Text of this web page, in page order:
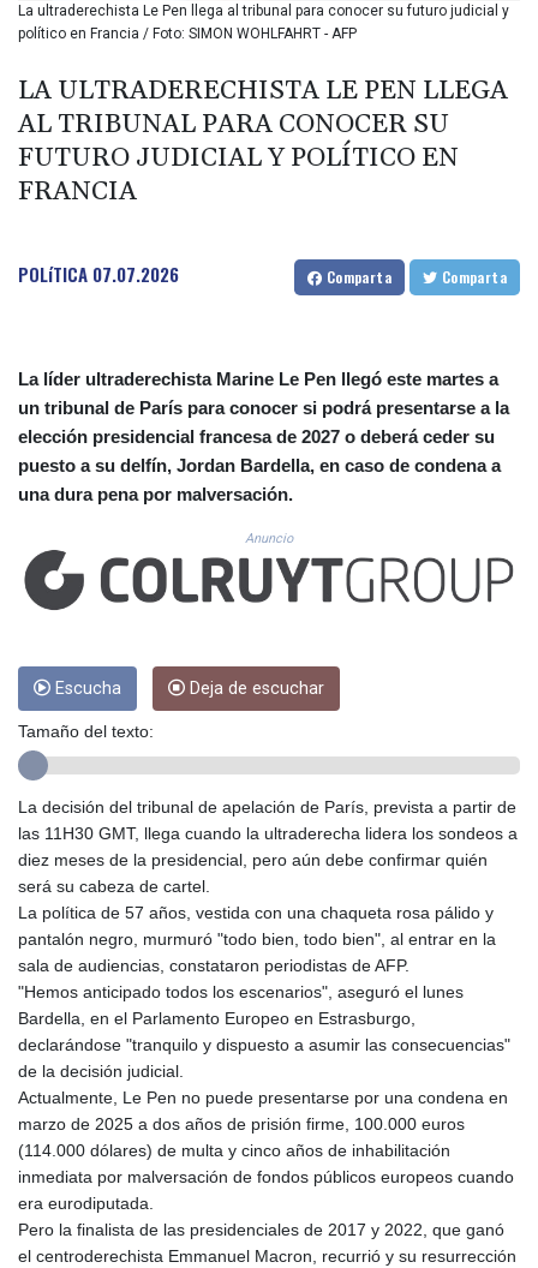
CDF 2615.761404
CHF 0.934181
CLP 1056.199727
CNY 7.801146
CNH 7.796152
COP 3633.55485
CVE 110.26363
DOP 67.289164
DZD 152.967099
EGP 57.293288
ERN 17.342035
ETB 186.049588
FKP 0.8566
GBP 0.856968
GEL 3.017966
GIP 0.8566
GMD 84.980421
GTQ 8.794891
GYD 241.157003
HKD 9.067746
HNL 30.895616
HRK 7.536622
HUF 363.096405
IDR 20580.370421
ILS 3.468234
IMP 0.8566
INR 110.076256
IQD 1509.981237
1590322.371805
ISK 142.598215
JEP 0.8566
JMD 183.057725
JPY 182.445186
KES 149.158147
La ultraderechista Le Pen llega al tribunal para conocer su futuro judicial y
político en Francia / Foto: SIMON WOHLFAHRT - AFP
LA ULTRADERECHISTA LE PEN LLEGA
AL TRIBUNAL PARA CONOCER SU
FUTURO JUDICIAL Y POLÍTICO EN
FRANCIA
POLíTICA 07.07.2026 Comparta Comparta
La líder ultraderechista Marine Le Pen llegó este martes a
un tribunal de París para conocer si podrá presentarse a la
elección presidencial francesa de 2027 o deberá ceder su
puesto a su delfín, Jordan Bardella, en caso de condena a
una dura pena por malversación.
Anuncio
Escucha Deja de escuchar
Tamaño del texto:
La decisión del tribunal de apelación de París, prevista a partir de
las 11H30 GMT, llega cuando la ultraderecha lidera los sondeos a
diez meses de la presidencial, pero aún debe confirmar quién
será su cabeza de cartel.
La política de 57 años, vestida con una chaqueta rosa pálido y
pantalón negro, murmuró "todo bien, todo bien", al entrar en la
sala de audiencias, constataron periodistas de AFP.
"Hemos anticipado todos los escenarios", aseguró el lunes
Bardella, en el Parlamento Europeo en Estrasburgo,
declarándose "tranquilo y dispuesto a asumir las consecuencias"
de la decisión judicial.
Actualmente, Le Pen no puede presentarse por una condena en
marzo de 2025 a dos años de prisión firme, 100.000 euros
(114.000 dólares) de multa y cinco años de inhabilitación
inmediata por malversación de fondos públicos europeos cuando
era eurodiputada.
Pero la finalista de las presidenciales de 2017 y 2022, que ganó
el centroderechista Emmanuel Macron, recurrió y su resurrección